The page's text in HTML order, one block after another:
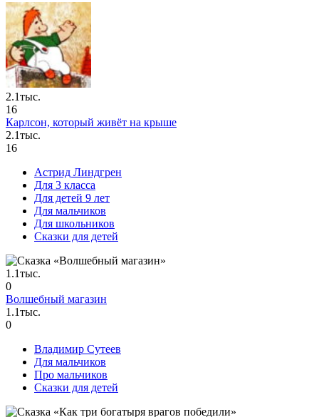
2.1тыс.
16
Карлсон, который живёт на крыше
2.1тыс.
16
Астрид Линдгрен
Для 3 класса
Для детей 9 лет
Для мальчиков
Для школьников
Сказки для детей
1.1тыс.
0
Волшебный магазин
1.1тыс.
0
Владимир Сутеев
Для мальчиков
Про мальчиков
Сказки для детей